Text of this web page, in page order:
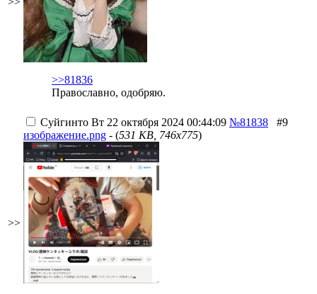
>>81836
Православно, одобряю.
>>
Суйгинто Вт 22 октября 2024 00:44:09 №81838
#9
изображение.png - (531 KB, 746x775)